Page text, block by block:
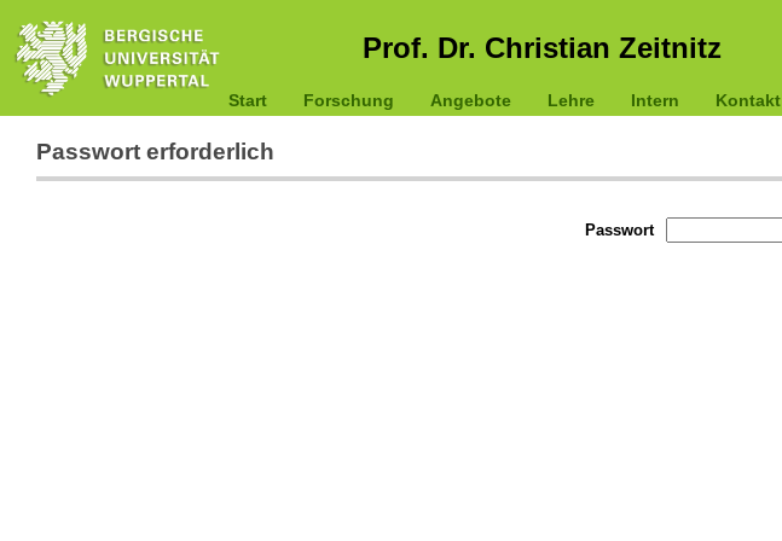
Prof. Dr. Christian Zeitnitz
Start Forschung Angebote Lehre Intern Kontakt
Passwort erforderlich
Passwort